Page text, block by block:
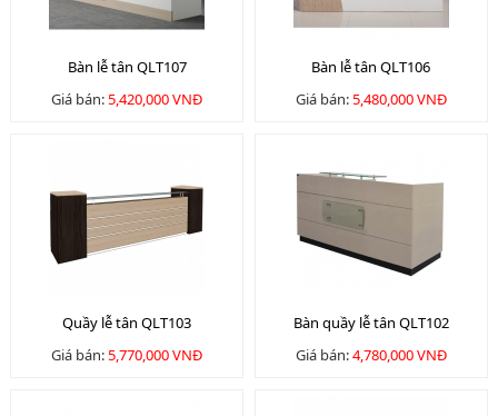
Bàn lễ tân QLT107
Giá bán:5,420,000 VNĐ
Bàn lễ tân QLT106
Giá bán:5,480,000 VNĐ
Quầy lễ tân QLT103
Giá bán:5,770,000 VNĐ
Bàn quầy lễ tân QLT102
Giá bán:4,780,000 VNĐ